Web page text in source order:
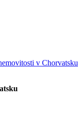
v Chorvatsku